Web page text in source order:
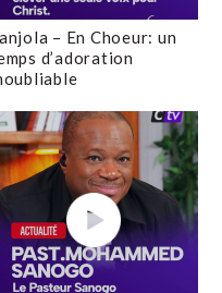
– En Choeur: un
d’adoration